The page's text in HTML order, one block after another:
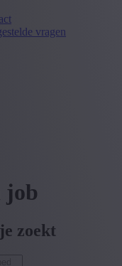
vragen
job
zoekt